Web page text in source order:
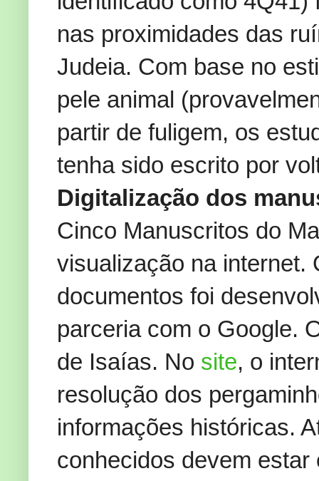
nas proximidades das
Judeia. Com base no
pele animal
partir de fuligem, os
tenha sido escrito por
Digitalização dos
Cinco Manuscritos do
visualização na internet.
documentos foi
parceria com o Google.
de Isaías. No site, o
resolução dos
informações históricas.
conhecidos devem